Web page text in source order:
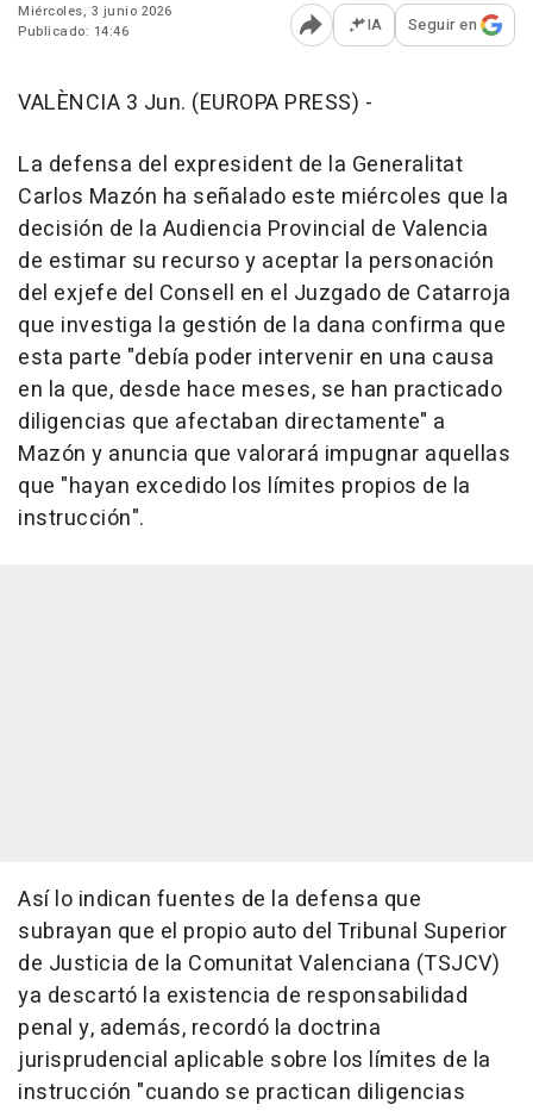
Miércoles, 3 junio 2026
Publicado: 14:46
Abrir opciones para
IA Seguir en
VALÈNCIA 3 Jun. (EUROPA PRESS) -
La defensa del expresident de la Generalitat
Carlos Mazón ha señalado este miércoles que la
decisión de la Audiencia Provincial de Valencia
de estimar su recurso y aceptar la personación
del exjefe del Consell en el Juzgado de Catarroja
que investiga la gestión de la dana confirma que
esta parte "debía poder intervenir en una causa
en la que, desde hace meses, se han practicado
diligencias que afectaban directamente" a
Mazón y anuncia que valorará impugnar aquellas
que "hayan excedido los límites propios de la
instrucción".
Así lo indican fuentes de la defensa que
subrayan que el propio auto del Tribunal Superior
de Justicia de la Comunitat Valenciana (TSJCV)
ya descartó la existencia de responsabilidad
penal y, además, recordó la doctrina
jurisprudencial aplicable sobre los límites de la
instrucción "cuando se practican diligencias